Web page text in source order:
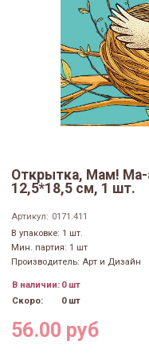
Открытка, Мам!
12,5*18,5 см, 1 шт.
Артикул: 0171.411
В упаковке: 1 шт.
Мин. партия: 1 шт
Производитель: Арт и Дизайн
В наличии: 0 шт
Скоро:
0 шт
56.00 руб